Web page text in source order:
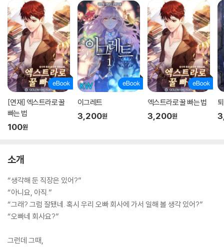
[연재] 엑스트라로 꿀
빠는 법
100원
이그레트
3,200원
엑스트라로 꿀 빠는 법
3,200원
소개
“생각해 둔 직장은 있어?”
“아니요, 아직.”
“그래? 그럼 잘됐네. 혹시 우리 오빠 회사에 가서 일해 볼 생각 있어?”
“오빠네 회사요?”
그런데 그때,